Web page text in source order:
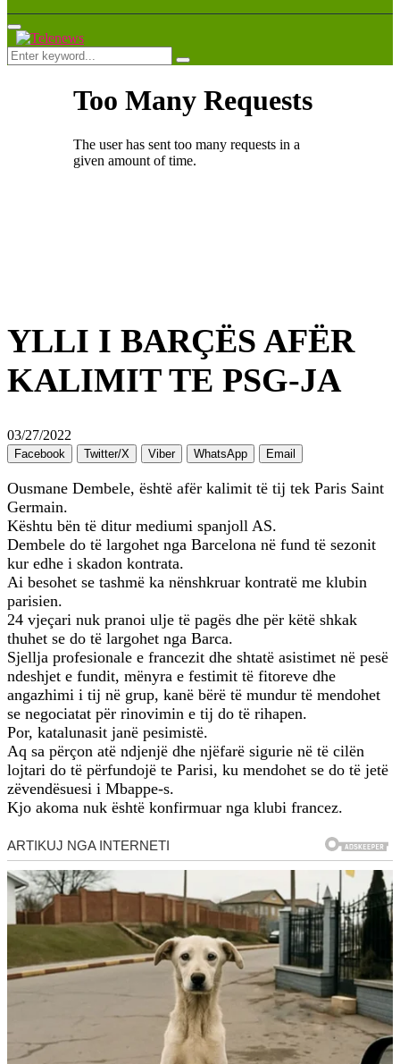
Primary
Menu
Search
for:
Search
YLLI I BARÇËS AFËR
KALIMIT TE PSG-JA
03/27/2022
Facebook Twitter/X Viber WhatsApp Email
Ousmane Dembele, është afër kalimit të tij tek Paris Saint
Germain.
Kështu bën të ditur mediumi spanjoll AS.
Dembele do të largohet nga Barcelona në fund të sezonit
kur edhe i skadon kontrata.
Ai besohet se tashmë ka nënshkruar kontratë me klubin
parisien.
24 vjeçari nuk pranoi ulje të pagës dhe për këtë shkak
thuhet se do të largohet nga Barca.
Sjellja profesionale e francezit dhe shtatë asistimet në pesë
ndeshjet e fundit, mënyra e festimit të fitoreve dhe
angazhimi i tij në grup, kanë bërë të mundur të mendohet
se negociatat për rinovimin e tij do të rihapen.
Por, katalunasit janë pesimistë.
Aq sa përçon atë ndjenjë dhe njëfarë sigurie në të cilën
lojtari do të përfundojë te Parisi, ku mendohet se do të jetë
zëvendësuesi i Mbappe-s.
Kjo akoma nuk është konfirmuar nga klubi francez.